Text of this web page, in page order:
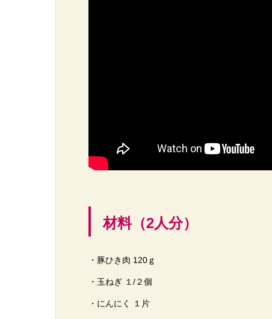
材料（2人分）
・豚ひき肉 120ｇ
・玉ねぎ １/２個
・にんにく １片